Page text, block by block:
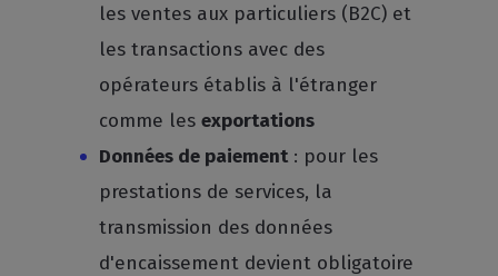
les ventes aux particuliers (B2C) et
les transactions avec des
opérateurs établis à l'étranger
comme lesexportations
Données de paiement : pour les
prestations de services, la
transmission des données
d'encaissement devient obligatoire